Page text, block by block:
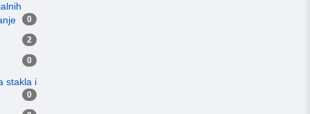
0
2
0
stakla i
0